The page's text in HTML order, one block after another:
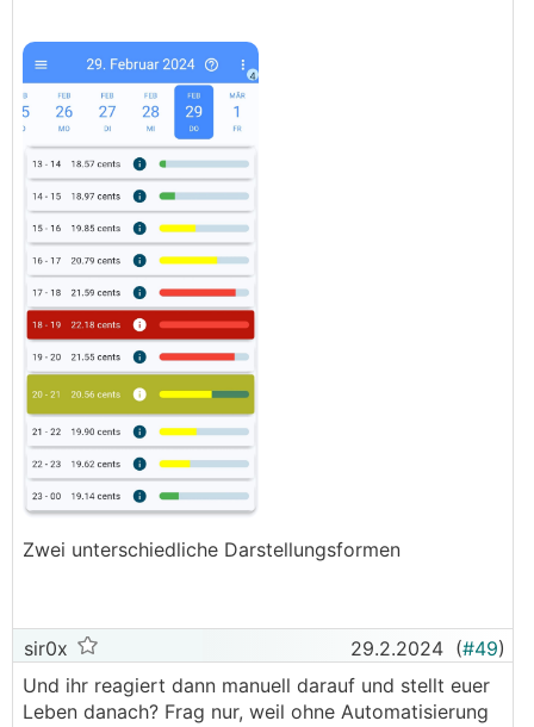
Zwei unterschiedliche Darstellungsformen
sir0x 29.2.2024 (#49)
Und ihr reagiert dann manuell darauf und stellt euer
Leben danach? Frag nur, weil ohne Automatisierung